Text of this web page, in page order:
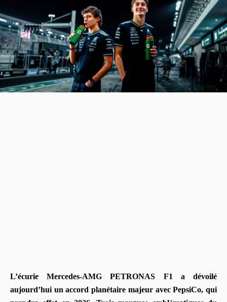
L’écurie Mercedes-AMG PETRONAS F1 a dévoilé
aujourd’hui un accord planétaire majeur avec PepsiCo, qui